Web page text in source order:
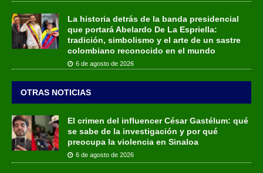
La historia detrás de la banda presidencial
que portará Abelardo De La Espriella:
tradición, simbolismo y el arte de un sastre
colombiano reconocido en el mundo
6 de agosto de 2026
OTRAS NOTICIAS
El crimen del influencer César Gastélum: qué
se sabe de la investigación y por qué
preocupa la violencia en Sinaloa
6 de agosto de 2026